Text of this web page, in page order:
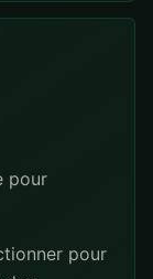
pour
pour